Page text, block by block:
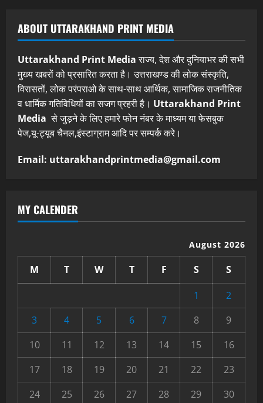
ABOUT UTTARAKHAND PRINT MEDIA
Uttarakhand Print Mediaराज्य, देश और दुनियाभर की सभी
मुख्य खबरों को प्रसारित करता है। उत्तराखण्ड की लोक संस्कृति,
विरासतों, लोक परंपराओ के साथ-साथ आर्थिक, सामाजिक राजनीतिक
व धार्मिक गतिविधियों का सजग प्रहरी है। Uttarakhand Print
Media से जुड़ने के लिए हमारे फोन नंबर के माध्यम या फेसबुक
पेज,यू-ट्यूब चैनल,इंस्टाग्राम आदि पर सम्पर्क करे।
Email: uttarakhandprintmedia@gmail.com
MY CALENDER
August 2026
M T W T F S
S
1
2
3
4 5 6 7 8
9
10
11 12 13 14 15
16
17
18 19 20 21 22
23
24
25 26 27 28 29 30